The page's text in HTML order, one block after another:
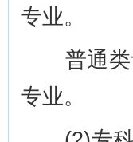
专业。
普通类
专业。